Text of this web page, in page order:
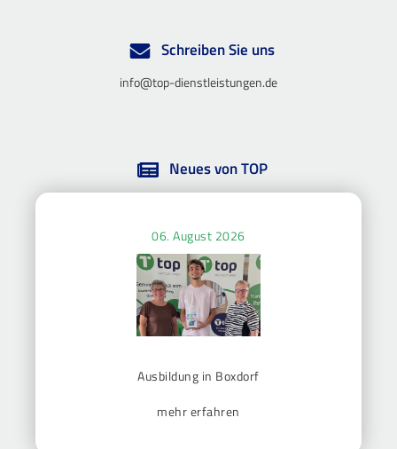
Schreiben Sie uns
info@top-dienstleistungen.de
Neues von TOP
06. August 2026
Ausbildung in Boxdorf
mehr erfahren